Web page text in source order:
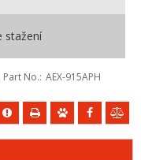
stažení
Part No. AEX-915APH